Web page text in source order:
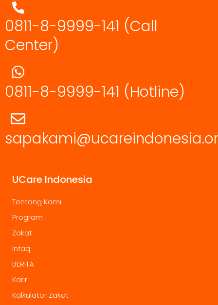
0811-8-9999-141 (Call
Center)
0811-8-9999-141 (Hotline)
UCare Indonesia
Tentang Kami
Program
Zakat
Infaq
BERITA
Karir
Kalkulator Zakat